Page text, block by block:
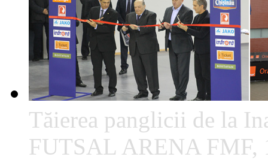
Tăierea panglicii de la
FUTSAL ARENA FMF,